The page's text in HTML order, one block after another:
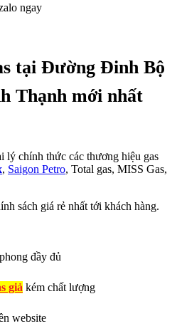
ngay
tại Đường Đinh Bộ
Thạnh mới nhất
lý chính thức các thương hiệu gas
, Saigon Petro, Total gas, MISS Gas,
sách giá rẻ nhất tới khách hàng.
đầy đủ
giả kém chất lượng
website